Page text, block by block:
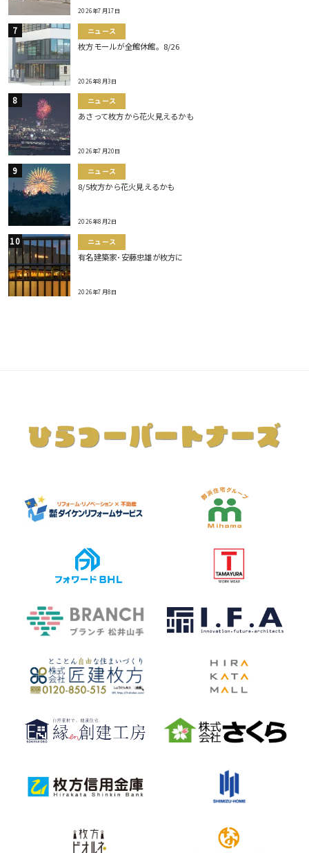
2026年7月17日
ニュース
枚方モールが全館休館。8/26
2026年8月3日
ニュース
あさって枚方から花火見えるかも
2026年7月20日
ニュース
8/5枚方から花火見えるかも
2026年8月2日
ニュース
有名建築家･安藤忠雄が枚方に
2026年7月8日